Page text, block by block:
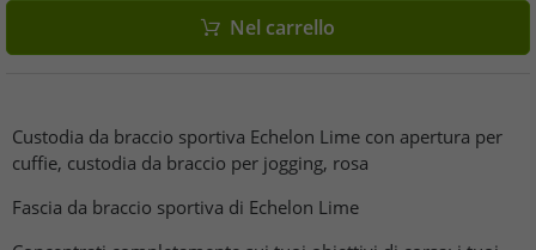
Nel carrello
Custodia da braccio sportiva Echelon Lime con apertura per
cuffie, custodia da braccio per jogging, rosa
Fascia da braccio sportiva di Echelon Lime